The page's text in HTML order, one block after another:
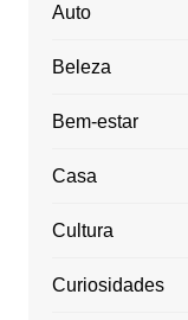
Auto
Beleza
Bem-estar
Casa
Cultura
Curiosidades